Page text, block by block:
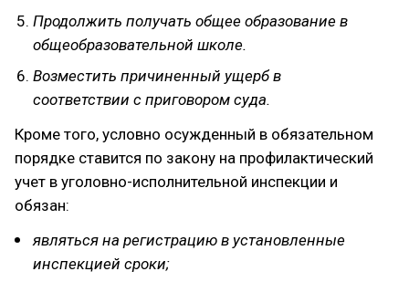
Продолжить получать общее образование в
общеобразовательной школе.
Возместить причиненный ущерб в
соответствии с приговором суда.
Кроме того, условно осужденный в обязательном
порядке ставится по закону на профилактический
учет в уголовно-исполнительной инспекции и
обязан:
являться на регистрацию в установленные
инспекцией сроки;